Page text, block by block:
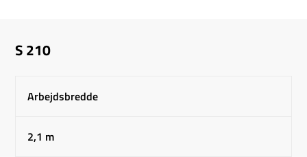
S 210
Arbejdsbredde
2,1 m